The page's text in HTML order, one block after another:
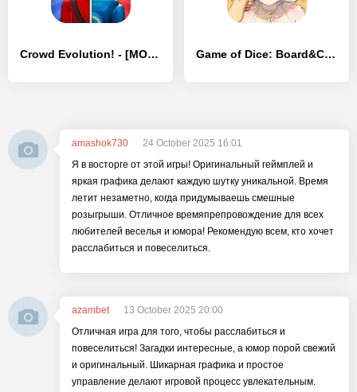
Crowd Evolution! - [MOD Много монет] Game of Dice: Board&Card&Anime
amashok730
24 October 2025 16:01
Я в восторге от этой игры! Оригинальный геймплей и
яркая графика делают каждую шутку уникальной. Время
летит незаметно, когда придумываешь смешные
розыгрыши. Отличное времяпрепровождение для всех
любителей веселья и юмора! Рекомендую всем, кто хочет
расслабиться и повеселиться.
azambet
13 October 2025 20:00
Отличная игра для того, чтобы расслабиться и
повеселиться! Загадки интересные, а юмор порой свежий
и оригинальный. Шикарная графика и простое
управление делают игровой процесс увлекательным.